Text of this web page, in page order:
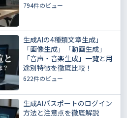
794件のビュー
生成AIの4種類文章生成」
「画像生成」「動画生成」
「音声・音楽生成」一覧と用
途別特徴を徹底比較！
622件のビュー
生成AIパスポートのログイン
方法と注意点を徹底解説